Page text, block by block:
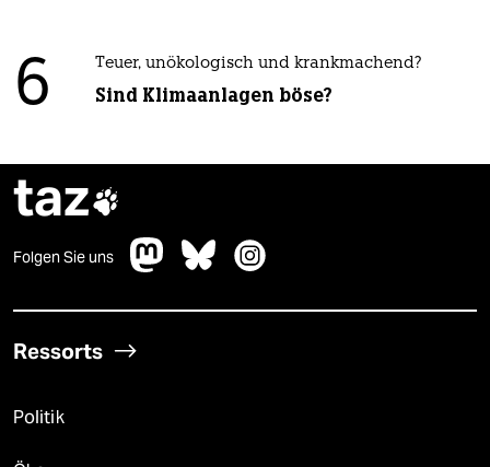
6 Teuer, unökologisch und krankmachend?
Sind Klimaanlagen böse?
taz
Folgen Sie uns
Ressorts
Politik